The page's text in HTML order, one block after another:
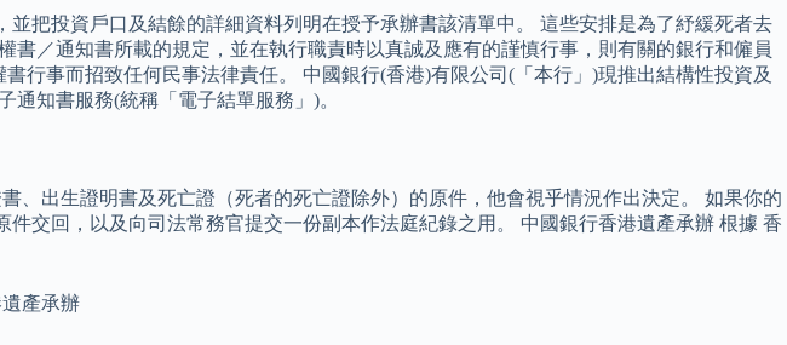
把投資戶口及結餘的詳細資料列明在授予承辦書該清單中。 這些安排是為了紓緩死者去
／通知書所載的規定，並在執行職責時以真誠及應有的謹慎行事，則有關的銀行和僱員
行事而招致任何民事法律責任。 中國銀行(香港)有限公司(「本行」)現推出結構性投資及
知書服務(統稱「電子結單服務」)。
、出生證明書及死亡證（死者的死亡證除外）的原件，他會視乎情況作出決定。 如果你的
交回，以及向司法常務官提交一份副本作法庭紀錄之用。 中國銀行香港遺產承辦 根據 香